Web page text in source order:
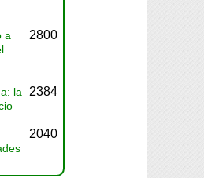
a
2800
la
2384
2040